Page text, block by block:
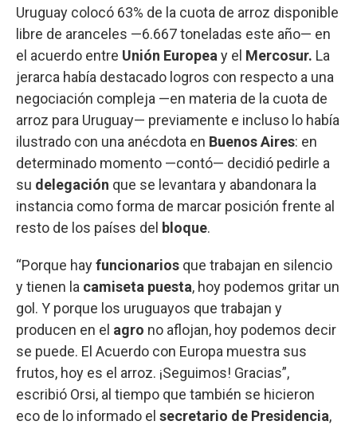
Uruguay colocó 63% de la cuota de arroz disponible
libre de aranceles —6.667 toneladas este año— en
el acuerdo entre Unión Europea y el Mercosur. La
jerarca había destacado logros con respecto a una
negociación compleja —en materia de la cuota de
arroz para Uruguay— previamente e incluso lo había
ilustrado con una anécdota en Buenos Aires: en
determinado momento —contó— decidió pedirle a
su delegación que se levantara y abandonara la
instancia como forma de marcar posición frente al
resto de los países del bloque.
“Porque hayfuncionarios que trabajan en silencio
y tienen la camiseta puesta, hoy podemos gritar un
gol. Y porque los uruguayos que trabajan y
producen en el agro no aflojan, hoy podemos decir
se puede. El Acuerdo con Europa muestra sus
frutos, hoy es el arroz. ¡Seguimos! Gracias”,
escribió Orsi, al tiempo que también se hicieron
eco de lo informado el secretario de Presidencia,